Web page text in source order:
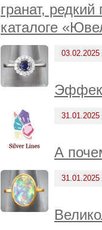
гранат,
каталоге
03.02.2025
31.01.2025
А
31.01.2025